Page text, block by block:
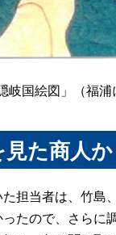
岐国絵図」（福
た商人
担当者は、竹島
たので、さら